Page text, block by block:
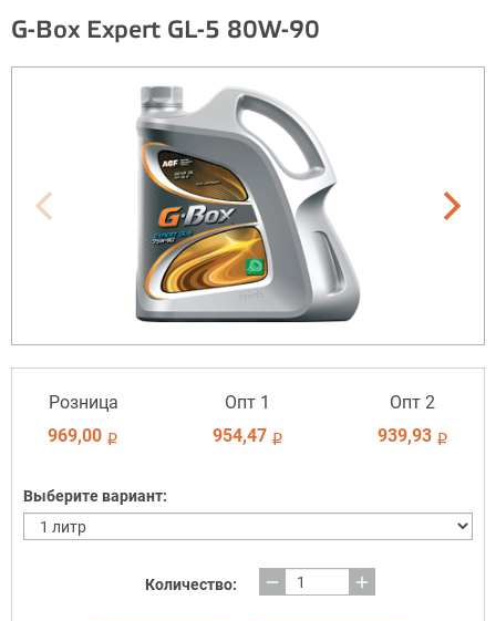
G-Box Expert GL-5 80W-90
Розница
969,00 i
Опт 1
954,47 i
Опт 2
939,93 i
Выберите вариант:
Количество: remove add